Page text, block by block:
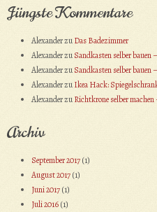
Jüngste Kommentare
AlexanderzuDas Badezimmer
AlexanderzuSandkasten selber bauen
AlexanderzuSandkasten selber bauen
AlexanderzuIkea Hack:
AlexanderzuRichtkrone selber
Archiv
September 2017(1)
August 2017(1)
Juni 2017(1)
Juli 2016(1)